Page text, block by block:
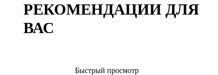
РЕКОМЕНДАЦИИ ДЛЯ
ВАС
Быстрый просмотр